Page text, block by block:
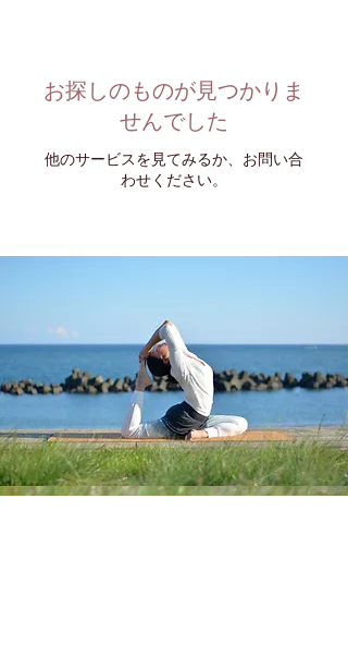
お探しのものが見つかりま
せんでした
他のサービスを見てみるか、お問い合
わせください。